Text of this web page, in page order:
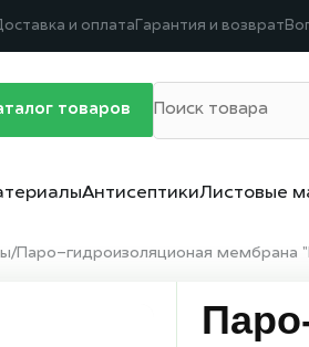
и оплата Гарантия и возврат
товаров
АнтисептикиЛистовые
/Паро-гидроизоляционая мембрана